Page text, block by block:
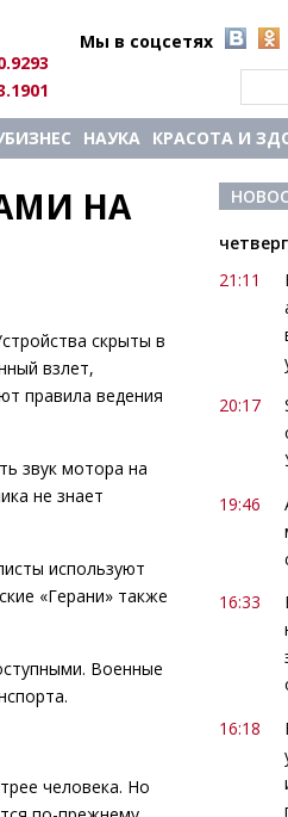
Мы в соцсетях
НАУКА КРАСОТА И
НА
скрыты в
взлет,
правила ведения
звук мотора на
не знает
используют
«Герани» также
Военные
человека. Но
21:11
20:17
19:46
16:33
16:18